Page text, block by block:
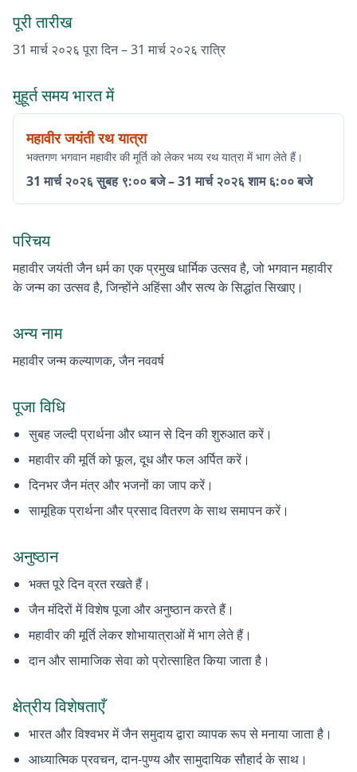
पूरी तारीख
31 मार्च २०२६ पूरा दिन–31 मार्च २०२६ रात्रि
मुहूर्त समय भारत में
महावीर जयंती रथ यात्रा
भक्तगण भगवान महावीर की मूर्ति को लेकर भव्य रथ यात्रा में भाग लेते हैं।
31 मार्च २०२६ सुबह ९:०० बजे–31 मार्च २०२६ शाम ६:०० बजे
परिचय
महावीर जयंती जैन धर्म का एक प्रमुख धार्मिक उत्सव है, जो भगवान महावीर
के जन्म का उत्सव है, जिन्होंने अहिंसा और सत्य के सिद्धांत सिखाए।
अन्य नाम
महावीर जन्म कल्याणक, जैन नववर्ष
पूजा विधि
सुबह जल्दी प्रार्थना और ध्यान से दिन की शुरुआत करें।
महावीर की मूर्ति को फूल, दूध और फल अर्पित करें।
दिनभर जैन मंत्र और भजनों का जाप करें।
सामूहिक प्रार्थना और प्रसाद वितरण के साथ समापन करें।
अनुष्ठान
भक्त पूरे दिन व्रत रखते हैं।
जैन मंदिरों में विशेष पूजा और अनुष्ठान करते हैं।
महावीर की मूर्ति लेकर शोभायात्राओं में भाग लेते हैं।
दान और सामाजिक सेवा को प्रोत्साहित किया जाता है।
क्षेत्रीय विशेषताएँ
भारत और विश्वभर में जैन समुदाय द्वारा व्यापक रूप से मनाया जाता है।
आध्यात्मिक प्रवचन, दान-पुण्य और सामुदायिक सौहार्द के साथ।